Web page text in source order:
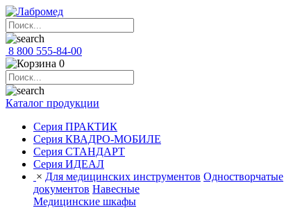
8 800 555-84-00
0
Каталог продукции
Серия ПРАКТИК
Серия КВАДРО-МОБИЛЕ
Серия СТАНДАРТ
Серия ИДЕАЛ
× Для медицинских инструментов Одностворчатые
документов Навесные
Медицинские шкафы